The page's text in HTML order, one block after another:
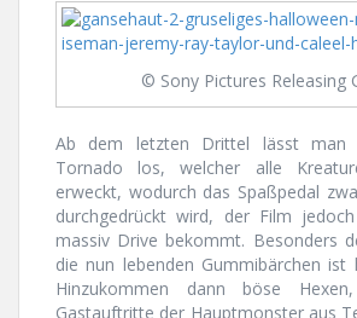
© Sony Pictures Releasing
Ab dem letzten Drittel lässt man
Tornado los, welcher alle
erweckt, wodurch das Spaßpedal
durchgedrückt wird, der Film
massiv Drive bekommt. Besonders
die nun lebenden Gummibärchen ist
Hinzukommen dann böse
Gastauftritte der Hauptmonster aus